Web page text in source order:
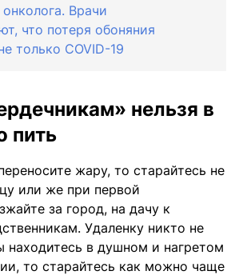
Врачи
что потеря обоняния
только COVID-19
нельзя в
пить
жару, то старайтесь не
или же при первой
за город, на дачу к
Удаленку никто не
находитесь в душном и нагретом
то старайтесь как можно чаще